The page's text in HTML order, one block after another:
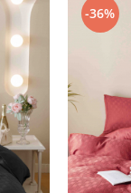
-36%